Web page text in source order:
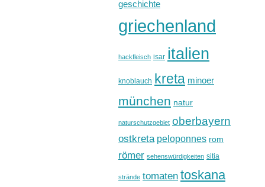
geschichte
griechenland
hackfleisch isar italien
knoblauch kreta minoer
münchen natur
naturschutzgebiet oberbayern
ostkreta peloponnes rom
römer sehenswürdigkeiten sitia
strände tomaten toskana